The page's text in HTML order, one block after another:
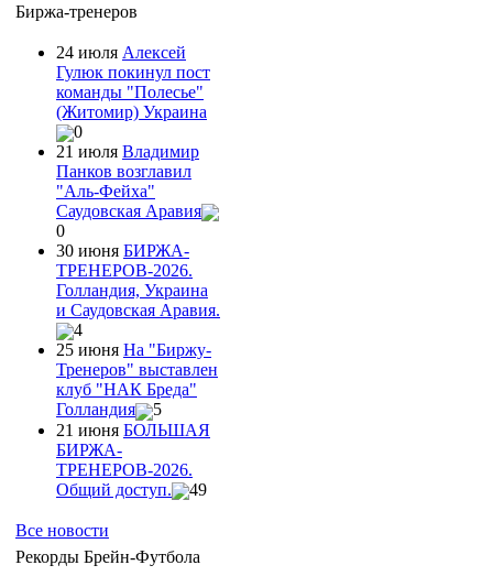
Биржа-тренеров
24 июля Алексей
Гулюк покинул пост
команды "Полесье"
(Житомир) Украина
0
21 июля Владимир
Панков возглавил
"Аль-Фейха"
Саудовская Аравия
0
30 июня БИРЖА-
ТРЕНЕРОВ-2026.
Голландия, Украина
и Саудовская Аравия.
4
25 июня На "Биржу-
Тренеров" выставлен
клуб "НАК Бреда"
Голландия
5
21 июня БОЛЬШАЯ
БИРЖА-
ТРЕНЕРОВ-2026.
Общий доступ.
49
Все новости
Рекорды Брейн-Футбола